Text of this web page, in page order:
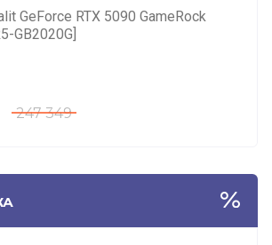
GeForce RTX 5090 GameRock
GB2020G]
247 349